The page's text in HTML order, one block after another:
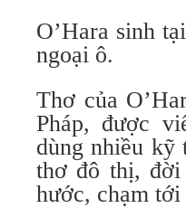
O’Hara sinh
ngoại ô.
Thơ của
Pháp, được
dùng nhiều kỹ
thơ đô thị,
hước, chạm tới